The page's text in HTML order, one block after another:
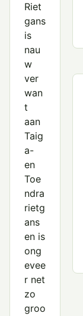
Riet
gans
is
nau
w
ver
wan
t
aan
Taig
a-
en
Toe
ndra
rietg
ans
en is
ong
evee
r net
zo
groo